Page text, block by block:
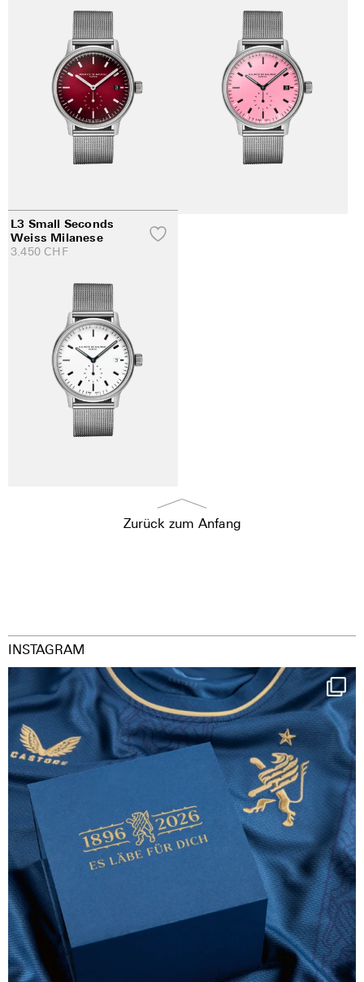
L3 Small Seconds
Weiss Milanese
3.450 CHF
Zurück zum Anfang
INSTAGRAM
Happy Birthday FCZ
130 years filled ...
127
3